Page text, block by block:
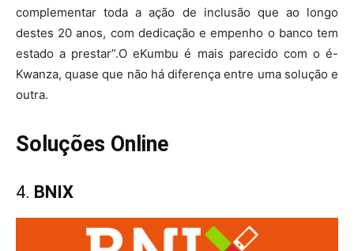
complementar toda a ação de inclusão que ao longo
destes 20 anos, com dedicação e empenho o banco tem
estado a prestar”.O eKumbu é mais parecido com o é-
Kwanza, quase que não há diferença entre uma solução e
outra.
Soluções Online
4. BNIX